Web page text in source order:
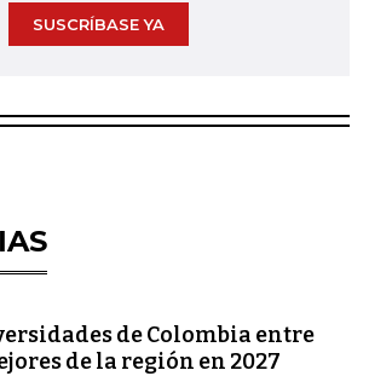
SUSCRÍBASE YA
de Colombia entre
de la región en 2027